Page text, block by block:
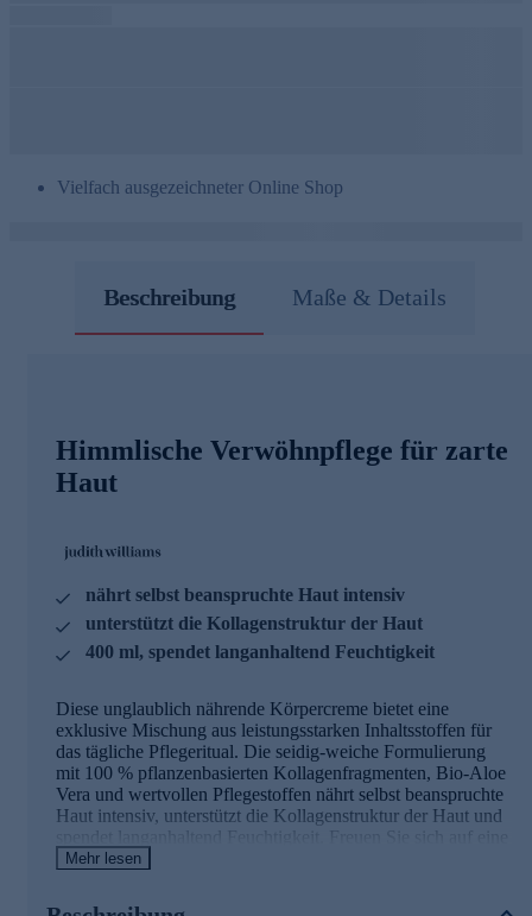
Vielfach ausgezeichneter Online Shop
Beschreibung Maße & Details
Himmlische Verwöhnpflege für zarte
Haut
nährt selbst beanspruchte Haut intensiv
unterstützt die Kollagenstruktur der Haut
400 ml, spendet langanhaltend Feuchtigkeit
Diese unglaublich nährende Körpercreme bietet eine
exklusive Mischung aus leistungsstarken Inhaltsstoffen für
das tägliche Pflegeritual. Die seidig-weiche Formulierung
mit 100 % pflanzenbasierten Kollagenfragmenten, Bio-Aloe
Vera und wertvollen Pflegestoffen nährt selbst beanspruchte
Haut intensiv, unterstützt die Kollagenstruktur der Haut und
spendet langanhaltend Feuchtigkeit. Freuen Sie sich auf eine
himmlische Verwöhnpflege für ein spürbar entspanntes
Mehr lesen